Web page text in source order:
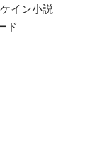
イン小説
ド